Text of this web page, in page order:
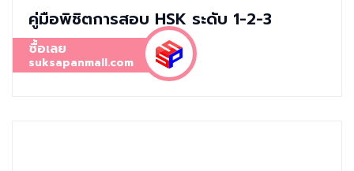
คู่มือพิชิตการสอบ HSK ระดับ 1-2-3
ซื้อเลย
suksapanmall.com